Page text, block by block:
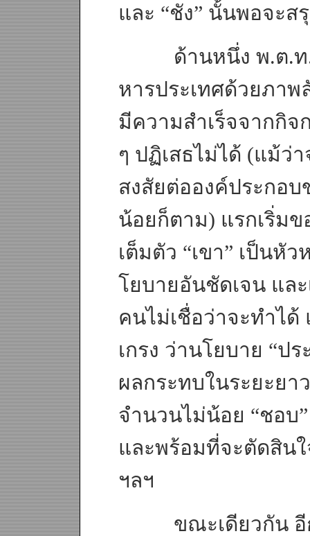
และ “ชัง” นั้นพอจะส
ด้านหนึ่ง พ.ต.ท.ทั
หารประเทศด้วยภา
มีความสำเร็จจากกิจ
ๆ ปฏิเสธไม่ได้ (แม้ว่
สงสัยต่อองค์ประกอ
น้อยก็ตาม) แรกเริ่มข
เต็มตัว “เขา” เป็นหั
โยบายอันชัดเจน แล
คนไม่เชื่อว่าจะทำได้
เกรง ว่านโยบาย “ป
ผลกระทบในระยะย
จำนวนไม่น้อย “ชอบ
และพร้อมที่จะตัดสิน
ฯลฯ
ขณะเดียวกัน อีก